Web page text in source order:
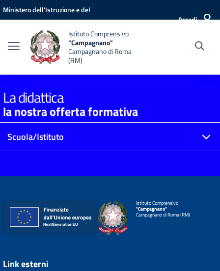
Vai ai contenuti
Vai al menu di navigazione
Vai al footer
Ministero dell'Istruzione e del
Accedi
Istituto Comprensivo
"Campagnano"
Campagnano di Roma
(RM)
La didattica
la nostra offerta formativa
Scuola/Istituto
Istituto Comprensivo
"Campagnano"
Campagnano di Roma (RM)
Link esterni